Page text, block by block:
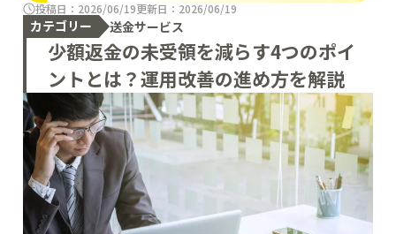
少額返金の未受領を減らす4つのポイ
ントとは？運用改善の進め方を解説
投稿日：2026/06/19更新日：2026/06/19
カテゴリー 送金サービス